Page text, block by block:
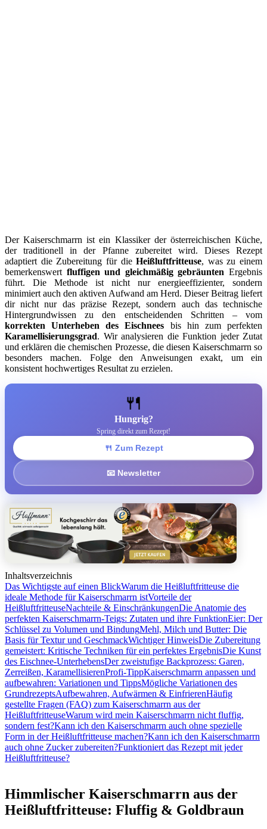
Der Kaiserschmarrn ist ein Klassiker der österreichischen Küche,
der traditionell in der Pfanne zubereitet wird. Dieses Rezept
adaptiert die Zubereitung für dieHeißluftfritteuse, was zu einem
bemerkenswert fluffigen und gleichmäßig gebräunten Ergebnis
führt. Die Methode ist nicht nur energieeffizienter, sondern
minimiert auch den aktiven Aufwand am Herd. Dieser Beitrag liefert
dir nicht nur das präzise Rezept, sondern auch das technische
Hintergrundwissen zu den entscheidenden Schritten – vom
korrekten Unterheben des Eischnees bis hin zum perfekten
Karamellisierungsgrad. Wir analysieren die Funktion jeder Zutat
und erklären die chemischen Prozesse, die diesen Kaiserschmarrn so
besonders machen. Folge den Anweisungen exakt, um ein
konsistent hochwertiges Resultat zu erzielen.
🍴
Hungrig?
Spring direkt zum Rezept!
🍴 Zum Rezept
📧 Newsletter
Inhaltsverzeichnis
Das Wichtigste auf einen BlickWarum die Heißluftfritteuse die
ideale Methode für Kaiserschmarrn istVorteile der
HeißluftfritteuseNachteile & EinschränkungenDie Anatomie des
perfekten Kaiserschmarrn-Teigs: Zutaten und ihre FunktionEier: Der
Schlüssel zu Volumen und BindungMehl, Milch und Butter: Die
Basis für Textur und GeschmackWichtiger HinweisDie Zubereitung
gemeistert: Kritische Techniken für ein perfektes ErgebnisDie Kunst
des Eischnee-UnterhebensDer zweistufige Backprozess: Garen,
Zerreißen, KaramellisierenProfi-TippKaiserschmarrn anpassen und
aufbewahren: Variationen und TippsMögliche Variationen des
GrundrezeptsAufbewahren, Aufwärmen & EinfrierenHäufig
gestellte Fragen (FAQ) zum Kaiserschmarrn aus der
HeißluftfritteuseWarum wird mein Kaiserschmarrn nicht fluffig,
sondern fest?Kann ich den Kaiserschmarrn auch ohne spezielle
Form in der Heißluftfritteuse machen?Kann ich den Kaiserschmarrn
auch ohne Zucker zubereiten?Funktioniert das Rezept mit jeder
Heißluftfritteuse?
Himmlischer Kaiserschmarrn aus der
Heißluftfritteuse: Fluffig & Goldbraun